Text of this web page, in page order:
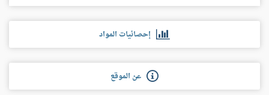
إحصائيات المواد
عن الموقع